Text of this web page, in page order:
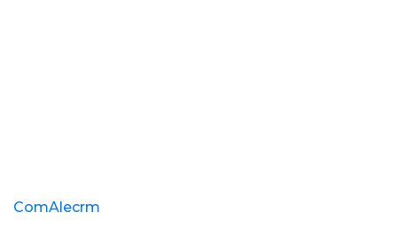
ComAlecrm